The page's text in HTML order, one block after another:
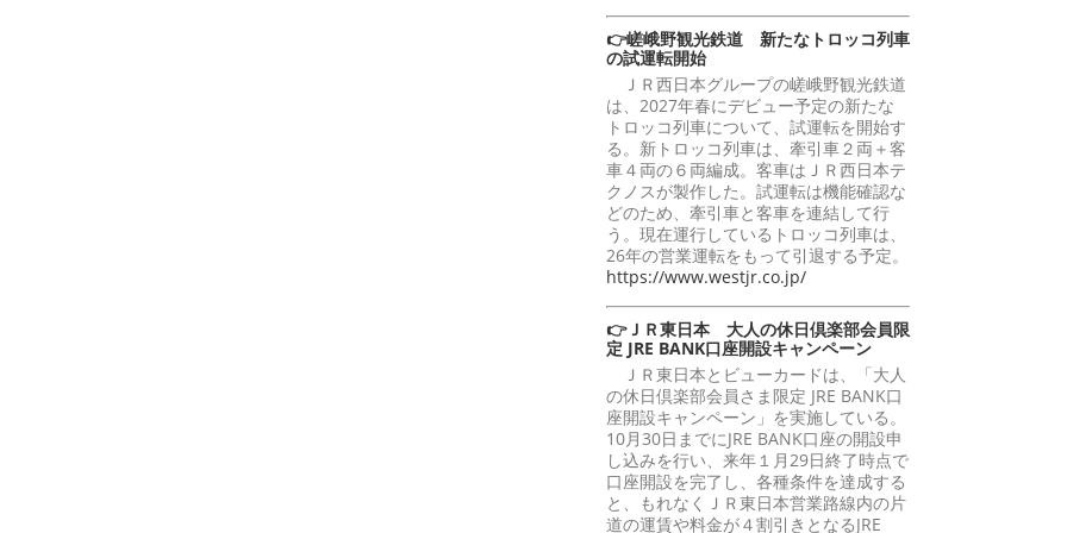
👉嵯峨野観光鉄道 新たなトロッコ列車
の試運転開始
ＪＲ西日本グループの嵯峨野観光鉄道
は、2027年春にデビュー予定の新たな
トロッコ列車について、試運転を開始す
る。新トロッコ列車は、牽引車２両＋客
車４両の６両編成。客車はＪＲ西日本テ
クノスが製作した。試運転は機能確認な
どのため、牽引車と客車を連結して行
う。現在運行しているトロッコ列車は、
26年の営業運転をもって引退する予定。
https://www.westjr.co.jp/
👉ＪＲ東日本 大人の休日倶楽部会員限
定 JRE BANK口座開設キャンペーン
ＪＲ東日本とビューカードは、「大人
の休日倶楽部会員さま限定 JRE BANK口
座開設キャンペーン」を実施している。
10月30日までにJRE BANK口座の開設申
し込みを行い、来年１月29日終了時点で
口座開設を完了し、各種条件を達成する
と、もれなくＪＲ東日本営業路線内の片
道の運賃や料金が４割引きとなるJRE